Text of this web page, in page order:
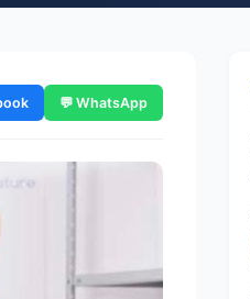
💬 WhatsApp